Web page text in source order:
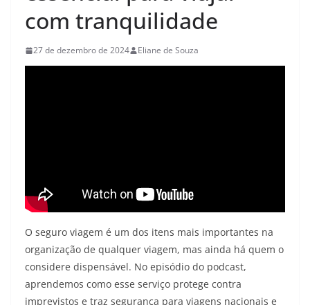
com tranquilidade
27 de dezembro de 2024 Eliane de Souza
O seguro viagem é um dos itens mais importantes na
organização de qualquer viagem, mas ainda há quem o
considere dispensável. No episódio do podcast,
aprendemos como esse serviço protege contra
imprevistos e traz segurança para viagens nacionais e